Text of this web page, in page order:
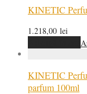
KINETIC
1.218,00 lei
KINETIC
parfum 100ml